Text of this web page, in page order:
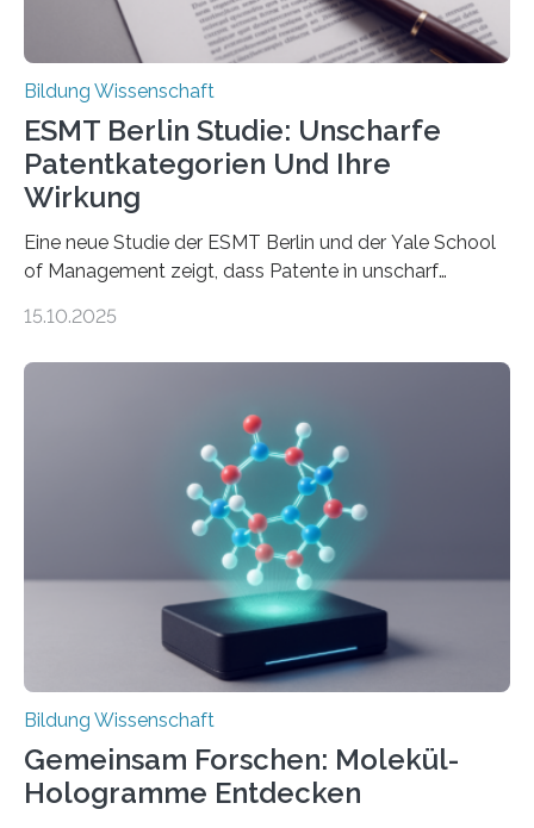
durch. Ziel ist es, herauszufinden,…
Bildung Wissenschaft
ESMT Berlin Studie: Unscharfe
Patentkategorien Und Ihre
Wirkung
Eine neue Studie der ESMT Berlin und der Yale School
of Management zeigt, dass Patente in unscharf
häufiger zu bahnbrechenden Innovationen führen und
Erfindungen entstehen besonders dann, wenn
Wissenskategorien verschwimmen. Das zeigt neue
Forschung von Gianluca Carnabuci, Professor of
Organizational Behavior an der ESMT Berlin, und
Balázs Kovács, Professor an der Yale School of
Management. Die Forscher kommen zu dem Schluss,
dass Patente…
15.10.2025
Bildung Wissenschaft
Gemeinsam Forschen: Molekül-
Hologramme Entdecken